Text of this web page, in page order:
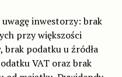
inwestorzy: brak
przy większości
podatku u źródła
VAT oraz brak